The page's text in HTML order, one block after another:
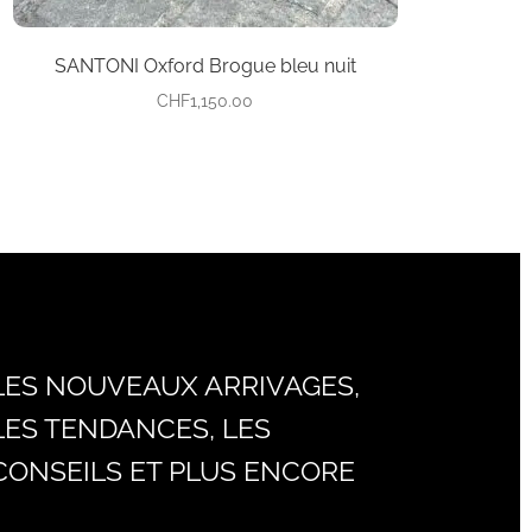
SANTONI Oxford Brogue bleu nuit
CHF1,150.00
produit
NOUVEAUX ARRIVAGES,
TENDANCES, LES
ET PLUS ENCORE